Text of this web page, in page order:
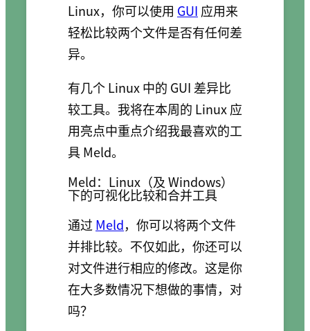
Linux，你可以使用 GUI 应用来
轻松比较两个文件是否有任何差
异。
有几个 Linux 中的 GUI 差异比
较工具。我将在本周的 Linux 应
用亮点中重点介绍我最喜欢的工
具 Meld。
Meld：Linux（及 Windows）
下的可视化比较和合并工具
通过 Meld，你可以将两个文件
并排比较。不仅如此，你还可以
对文件进行相应的修改。这是你
在大多数情况下想做的事情，对
吗？